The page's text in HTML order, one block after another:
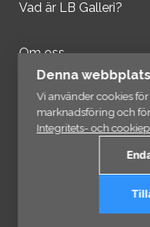
Vad är LB Galleri?
Om oss
Kontakta oss
Integritetspolicy
Denna
Vi använder cookies
marknadsföring och
Integritets- och